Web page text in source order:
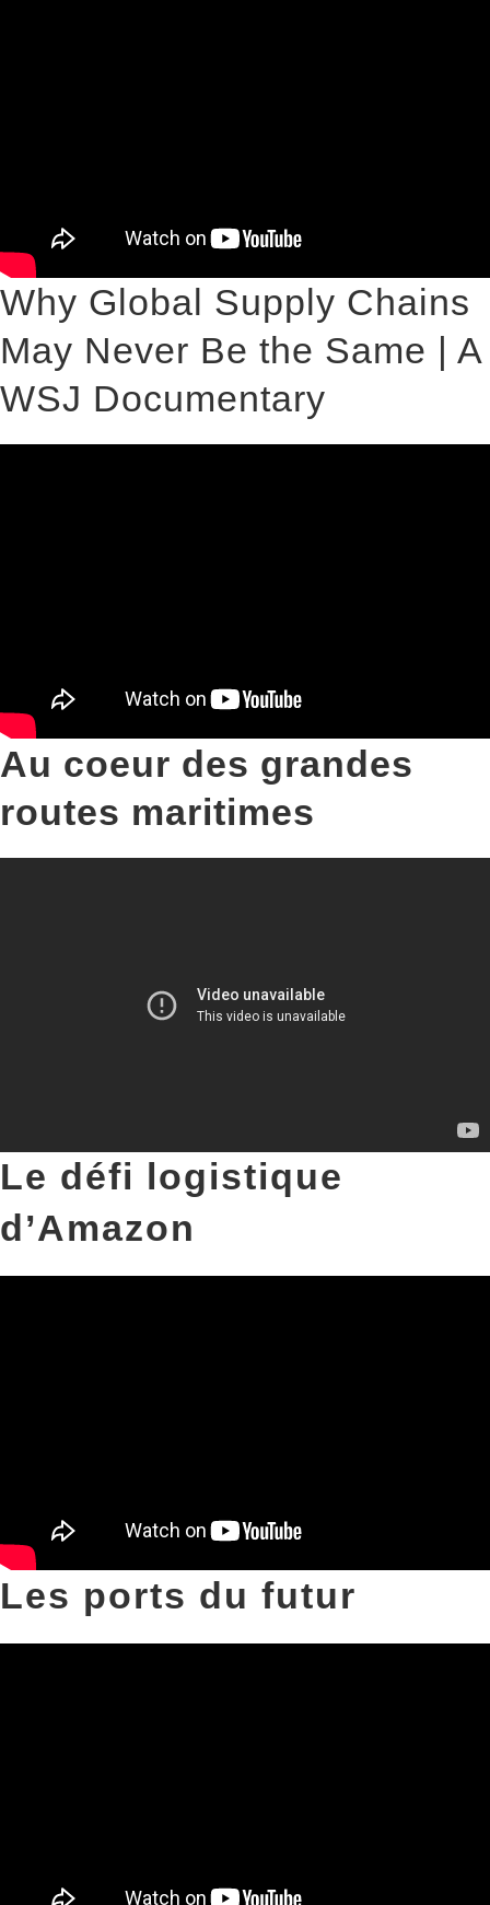
Why Global Supply Chains
May Never Be the Same | A
WSJ Documentary
Au coeur des grandes
routes maritimes
Le défi logistique
d’Amazon
Les ports du futur